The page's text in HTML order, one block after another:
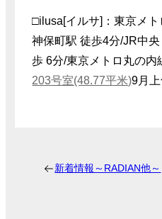
□ilusa[イルサ]：東京メ
神保町駅 徒歩4分/JR中
歩 6分/東京メトロ丸の
203号室(48.77平米)9月
新着情報～RADIAN他～